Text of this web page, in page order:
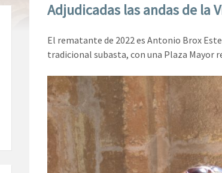
Adjudicadas las andas de la
El rematante de 2022 es Antonio Brox
tradicional subasta, con una Plaza Mayor